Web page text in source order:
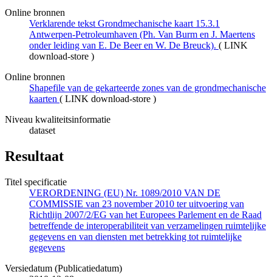
Online bronnen
Verklarende tekst Grondmechanische kaart 15.3.1
Antwerpen-Petroleumhaven (Ph. Van Burm en J. Maertens
onder leiding van E. De Beer en W. De Breuck). ( LINK
download-store )
Online bronnen
Shapefile van de gekarteerde zones van de grondmechanische
kaarten ( LINK download-store )
Niveau kwaliteitsinformatie
dataset
Resultaat
Titel specificatie
VERORDENING (EU) Nr. 1089/2010 VAN DE
COMMISSIE van 23 november 2010 ter uitvoering van
Richtlijn 2007/2/EG van het Europees Parlement en de Raad
betreffende de interoperabiliteit van verzamelingen ruimtelijke
gegevens en van diensten met betrekking tot ruimtelijke
gegevens
Versiedatum (Publicatiedatum)